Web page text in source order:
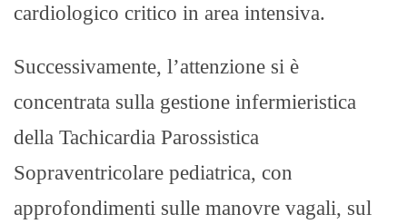
cardiologico critico in area intensiva.
Successivamente, l’attenzione si è
concentrata sulla gestione infermieristica
della Tachicardia Parossistica
Sopraventricolare pediatrica, con
approfondimenti sulle manovre vagali, sul